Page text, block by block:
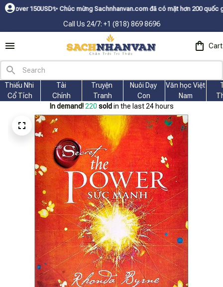
ㅤ✨Chúc mừng Sachnhanvan.com đã có mặt hơn 200 quốc gia như
Call Us 24/7: +1 (818) 869 8696
Cart
Thiếu Nhi
Cổ Tích
Tài
Chính
Truyện
Tranh
Nuôi Dạy
Con
Văn học Việt
Nam
In demand! 224 sold in the last 24 hours